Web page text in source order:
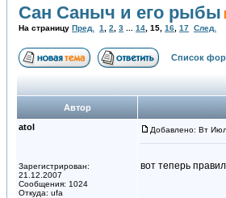
Сан Саныч и его рыбы
На страницу Пред. 1 2 3 14 15 16 17 След.
Список
Автор
atol
Зарегистрирован:
21.12.2007
Сообщения: 1024
Откуда: ufa
Добавлено: Вт
вот теперь